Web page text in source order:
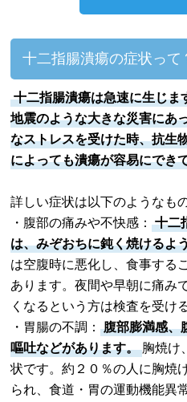
十二指腸潰瘍の症状って
十二指腸潰瘍は急速に生じま
地震のような大きな災害にあ
なストレスを受けた時、抗生
によっても潰瘍が容易にでき
詳しい症状は以下のようなも
・腹部の痛みや不快感：十二
は、みぞおちに鈍く焼けるよ
は空腹時に悪化し、食事する
あります。夜間や早朝に痛み
くなるという方は検査を受け
・胃腸の不調：腹部膨満感、
嘔吐などがあります。胸焼け
状です。約２０％の人に胸焼
られ、食道・胃の運動機能異